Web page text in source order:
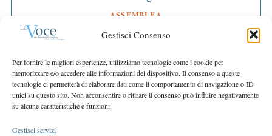
Gestisci Consenso
Per fornire le migliori esperienze, utilizziamo tecnologie come i cookie per
memorizzare e/o accedere alle informazioni del dispositivo. Il consenso a queste
tecnologie ci permetterà di elaborare dati come il comportamento di navigazione o ID
unici su questo sito. Non acconsentire o ritirare il consenso può influire negativamente
su alcune caratteristiche e funzioni.
Gestisci servizi
ASSEMBLEA
Bilancio approvato all’unanimità e 2 milioni
destinati al territorio
Crescere restando riconoscibili
EDITORIALE PRESIDENTE
Costruire futuro insieme